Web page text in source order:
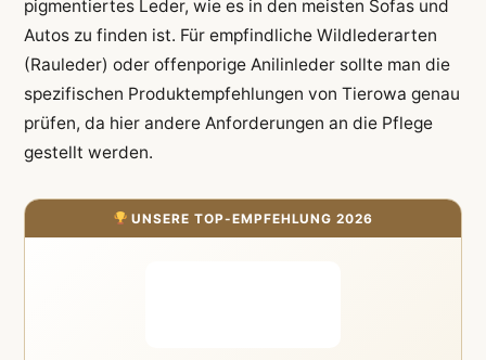
pigmentiertes Leder, wie es in den meisten Sofas und
Autos zu finden ist. Für empfindliche Wildlederarten
(Rauleder) oder offenporige Anilinleder sollte man die
spezifischen Produktempfehlungen von Tierowa genau
prüfen, da hier andere Anforderungen an die Pflege
gestellt werden.
UNSERE TOP-EMPFEHLUNG 2026